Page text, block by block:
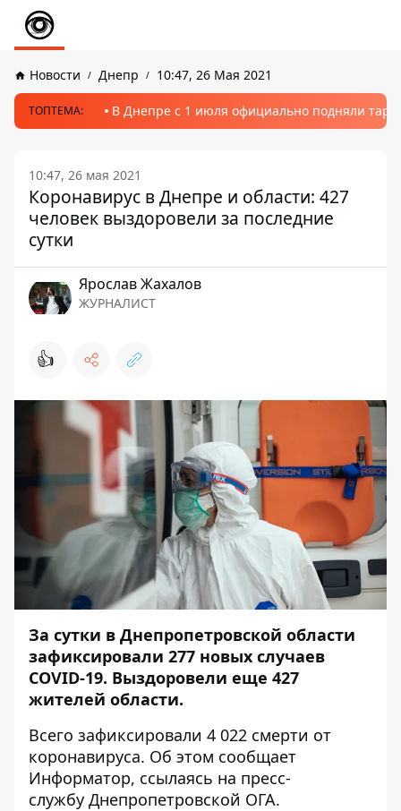
Новости Днепр 10:47, 26 Мая 2021
ТОПТЕМА: В Днепре с 1 июля официально подняли
10:47, 26 мая 2021
Коронавирус в Днепре и области: 427
человек выздоровели за последние
сутки
Ярослав Жахалов
ЖУРНАЛИСТ
👍
За сутки в Днепропетровской области
зафиксировали 277 новых случаев
COVID-19. Выздоровели еще 427
жителей области.
Всего зафиксировали 4 022 смерти от
коронавируса. Об этом сообщает
Информатор, ссылаясь на пресс-
службу Днепропетровской ОГА.